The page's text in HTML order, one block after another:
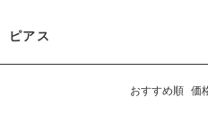
ピアス
おすすめ順 価